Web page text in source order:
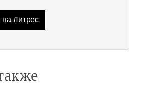
Литрес